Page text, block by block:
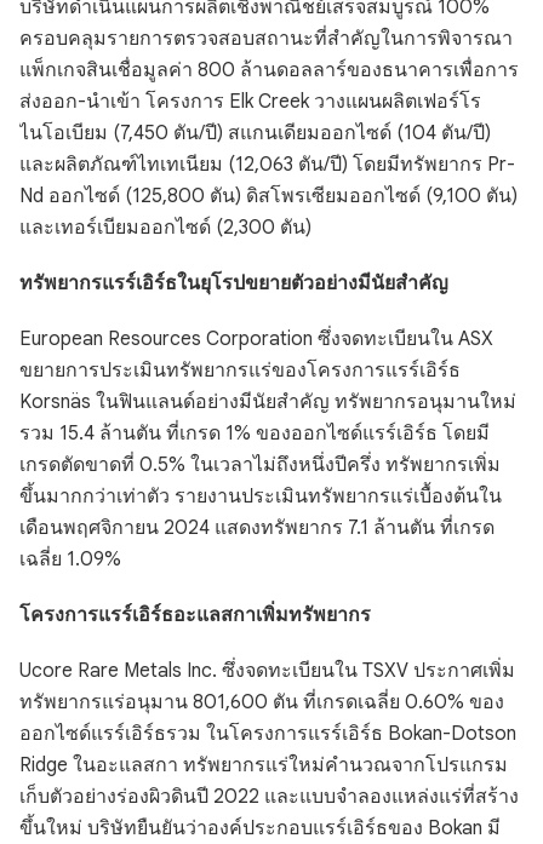
บริษัทดำเนินแผนการผลิตเชิงพาณิชย์เสร็จสมบูรณ์ 100%
ครอบคลุมรายการตรวจสอบสถานะที่สำคัญในการพิจารณา
แพ็กเกจสินเชื่อมูลค่า 800 ล้านดอลลาร์ของธนาคารเพื่อการ
ส่งออก-นำเข้า โครงการ Elk Creek วางแผนผลิตเฟอร์โร
ไนโอเบียม (7,450 ตัน/ปี) สแกนเดียมออกไซด์ (104 ตัน/ปี)
และผลิตภัณฑ์ไทเทเนียม (12,063 ตัน/ปี) โดยมีทรัพยากร Pr-
Nd ออกไซด์ (125,800 ตัน) ดิสโพรเซียมออกไซด์ (9,100 ตัน)
และเทอร์เบียมออกไซด์ (2,300 ตัน)
ทรัพยากรแรร์เอิร์ธในยุโรปขยายตัวอย่างมีนัยสำคัญ
European Resources Corporation ซึ่งจดทะเบียนใน ASX
ขยายการประเมินทรัพยากรแร่ของโครงการแรร์เอิร์ธ
Korsnäs ในฟินแลนด์อย่างมีนัยสำคัญ ทรัพยากรอนุมานใหม่
รวม 15.4 ล้านตัน ที่เกรด 1% ของออกไซด์แรร์เอิร์ธ โดยมี
เกรดตัดขาดที่ 0.5% ในเวลาไม่ถึงหนึ่งปีครึ่ง ทรัพยากรเพิ่ม
ขึ้นมากกว่าเท่าตัว รายงานประเมินทรัพยากรแร่เบื้องต้นใน
เดือนพฤศจิกายน 2024 แสดงทรัพยากร 7.1 ล้านตัน ที่เกรด
เฉลี่ย 1.09%
โครงการแรร์เอิร์ธอะแลสกาเพิ่มทรัพยากร
Ucore Rare Metals Inc. ซึ่งจดทะเบียนใน TSXV ประกาศเพิ่ม
ทรัพยากรแร่อนุมาน 801,600 ตัน ที่เกรดเฉลี่ย 0.60% ของ
ออกไซด์แรร์เอิร์ธรวม ในโครงการแรร์เอิร์ธ Bokan-Dotson
Ridge ในอะแลสกา ทรัพยากรแร่ใหม่คำนวณจากโปรแกรม
เก็บตัวอย่างร่องผิวดินปี 2022 และแบบจำลองแหล่งแร่ที่สร้าง
ขึ้นใหม่ บริษัทยืนยันว่าองค์ประกอบแรร์เอิร์ธของ Bokan มี